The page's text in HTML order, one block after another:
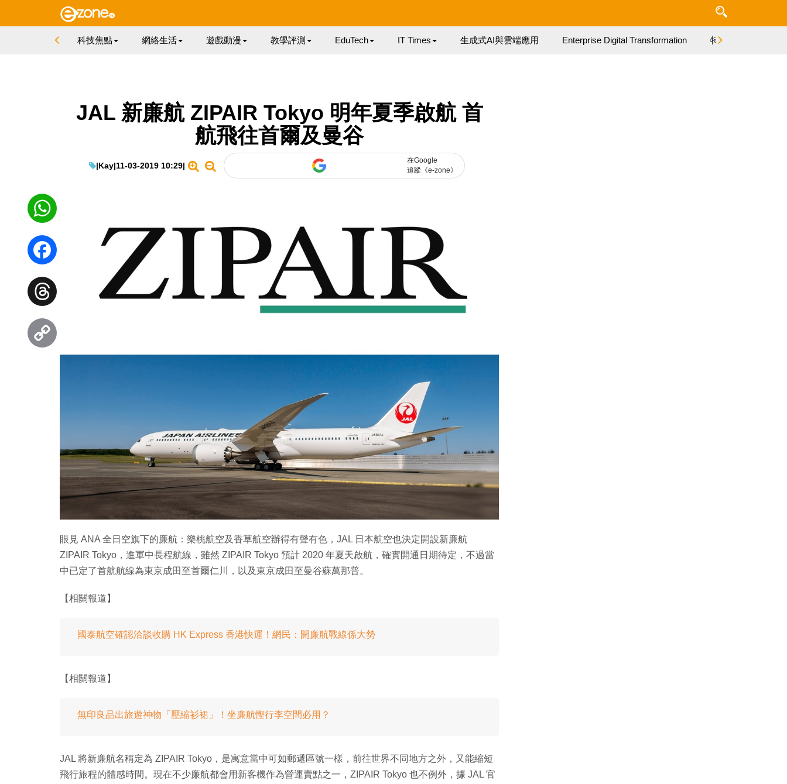
科技焦點 網絡生活 遊戲動漫 教學評測 EduTech IT Times 生成式AI與雲端應用 Enterprise Digital Transformation 特集
JAL 新廉航 ZIPAIR Tokyo 明年夏季啟航 首
航飛往首爾及曼谷
|Kay|11-03-2019 10:29|
在Google
追蹤《e-zone》
眼見 ANA 全日空旗下的廉航：樂桃航空及香草航空辦得有聲有色，JAL 日本航空也決定開設新廉航
ZIPAIR Tokyo，進軍中長程航線，雖然 ZIPAIR Tokyo 預計 2020 年夏天啟航，確實開通日期待定，不過當
中已定了首航航線為東京成田至首爾仁川，以及東京成田至曼谷蘇萬那普。
【相關報道】
國泰航空確認洽談收購 HK Express 香港快運！網民：開廉航戰線係大勢
【相關報道】
無印良品出旅遊神物「壓縮衫裙」！坐廉航慳行李空間必用？
JAL 將新廉航名稱定為 ZIPAIR Tokyo，是寓意當中可如郵遞區號一樣，前往世界不同地方之外，又能縮短
飛行旅程的體感時間。現在不少廉航都會用新客機作為營運賣點之一，ZIPAIR Tokyo 也不例外，據 JAL 官
WhatsApp
Facebook
Threads